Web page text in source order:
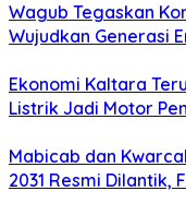
Wagub Tegaskan
Wujudkan Generasi
Ekonomi Kaltara
Listrik Jadi Motor
Mabicab dan
2031 Resmi Dilantik,